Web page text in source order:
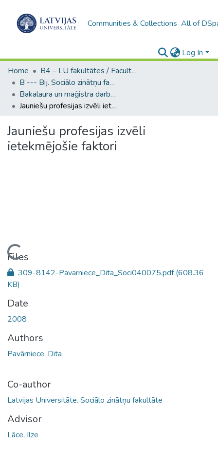
Communities & Collections All of
Log In
Home
B4 – LU fakultātes / Faculties of the UL
B --- Bij. Sociālo zinātņu fakultātes noslēguma darbi / Faculty of Social Sciences - Graduate works
Bakalaura un maģistra darbi (SZF) / Bachelor's and Master's theses
Jauniešu profesijas izvēli ietekmējošie faktori
Jauniešu profesijas izvēli
ietekmējošie faktori
Files
309-8142-Pavarniece_Dita_Soci040075.pdf(608.36
KB)
Date
2008
Authors
Pavārniece, Dita
Co-author
Latvijas Universitāte. Sociālo zinātņu fakultāte
Advisor
Lāce, Ilze